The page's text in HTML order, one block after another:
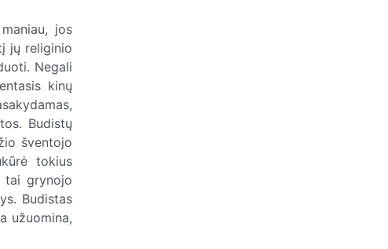
jos
jų religinio
Negali
kinų
Budistų
šventojo
tokius
tai grynojo
Budistas
užuomina,